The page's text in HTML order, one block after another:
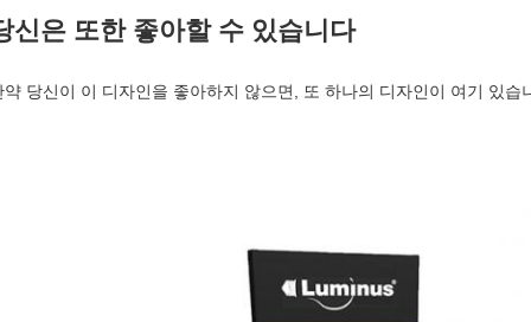
신은 또한 좋아할 수 있습니다
약 당신이 이 디자인을 좋아하지 않으면, 또 하나의 디자인이 여기 있습